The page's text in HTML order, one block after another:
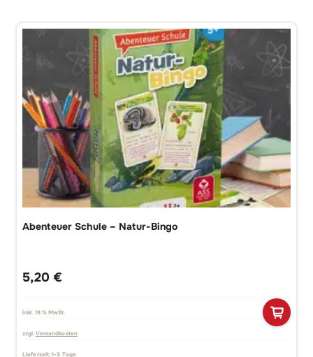
Abenteuer Schule – Natur-Bingo
5,20 €
inkl. 19 % MwSt.
zzgl. Versandkosten
Lieferzeit:1-3 Tage